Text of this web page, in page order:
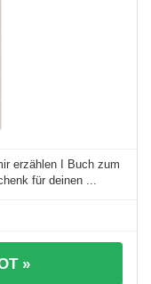
erzählen I Buch zum
für deinen ...
»